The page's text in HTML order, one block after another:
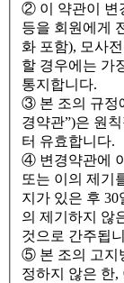
② 이 약관이 변
등을 회원에게
화 포함), 모사
할 경우에는 가
통지합니다.
③ 본 조의 규정
경약관”)은 원
터 유효합니다.
④ 변경약관에
또는 이의 제기
지가 있은 후 30
의 제기하지 않
것으로 간주됩
⑤ 본 조의 고지
정하지 않은 한,